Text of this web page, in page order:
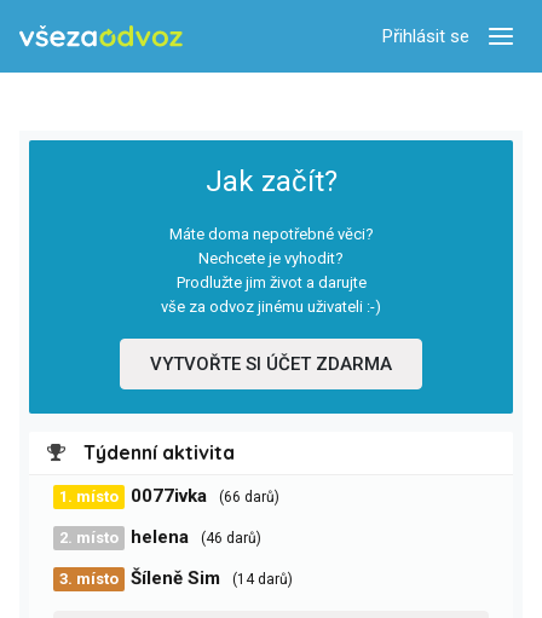
Přihlásit se
Jak začít?
Máte doma nepotřebné věci?
Nechcete je vyhodit?
Prodlužte jim život a darujte
vše za odvoz jinému uživateli :-)
VYTVOŘTE SI ÚČET ZDARMA
Týdenní aktivita
1. místo 0077ivka (66 darů)
2. místo helena (46 darů)
3. místo Šíleně Sim (14 darů)